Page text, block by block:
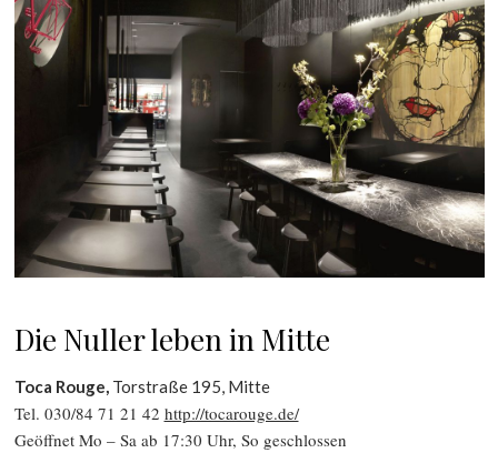
Die Nuller leben in Mitte
Toca Rouge,Torstraße 195, Mitte
Tel. 030/84 71 21 42 http://tocarouge.de/
Geöffnet Mo – Sa ab 17:30 Uhr, So geschlossen